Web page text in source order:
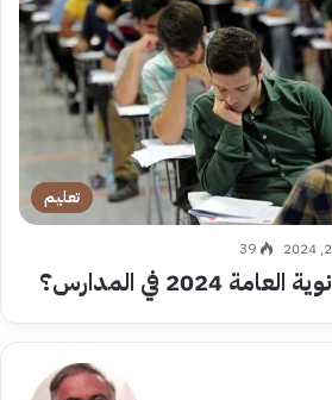
تعليم
39
في المدارس؟